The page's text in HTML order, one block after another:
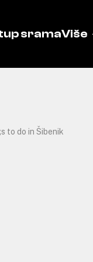
sramaViše
to do in Šibenik